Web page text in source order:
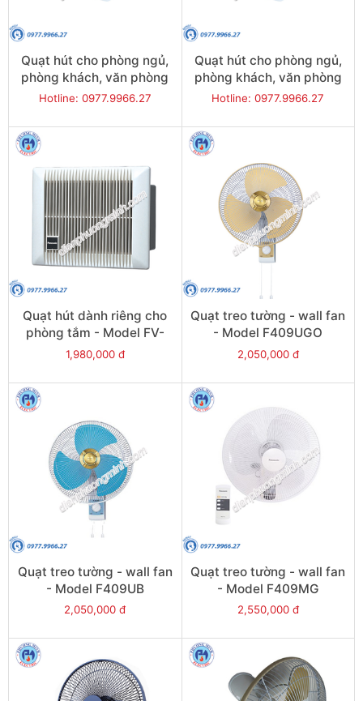
Quạt hút cho phòng ngủ,
phòng khách, văn phòng
có ống gió - Model FV-
Hotline: 0977.9966.27
Quạt hút cho phòng ngủ,
phòng khách, văn phòng
có ống gió - Model FV-
Hotline: 0977.9966.27
Quạt hút dành riêng cho
phòng tắm - Model FV-
10BAT1
1,980,000 đ
Quạt treo tường - wall fan
- Model F409UGO
2,050,000 đ
Quạt treo tường - wall fan
- Model F409UB
2,050,000 đ
Quạt treo tường - wall fan
- Model F409MG
2,550,000 đ